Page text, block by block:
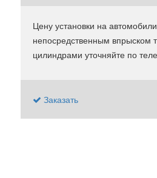
Цену установки на
непосредственным впрыском
цилиндрами уточняйте по
Заказать